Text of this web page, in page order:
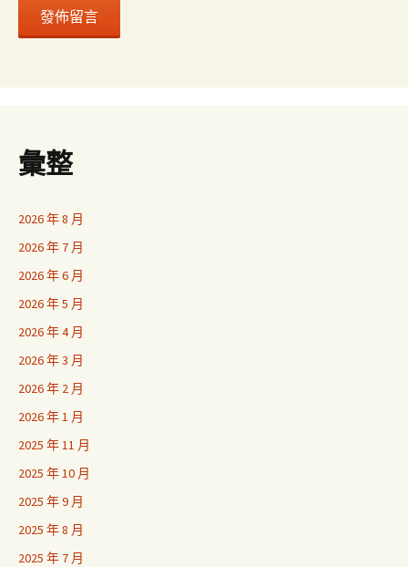
彙整
2026 年 8 月
2026 年 7 月
2026 年 6 月
2026 年 5 月
2026 年 4 月
2026 年 3 月
2026 年 2 月
2026 年 1 月
2025 年 11 月
2025 年 10 月
2025 年 9 月
2025 年 8 月
2025 年 7 月